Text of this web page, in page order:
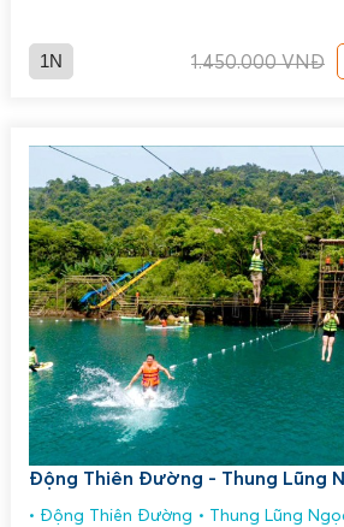
1N 1.450.000VNĐ
Động Thiên Đường - Thung Lũng
Động Thiên Đường
Thung Lũng